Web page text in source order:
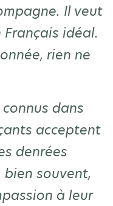
Il veut
Français idéal.
rien ne
dans
acceptent
denrées
souvent,
à leur